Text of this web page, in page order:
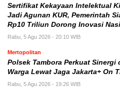
Sertifikat Kekayaan Intelektual
Jadi Agunan KUR, Pemerintah
Rp10 Triliun Dorong Inovasi
Rabu, 5 Agu 2026 - 20:10 WIB
Mertopolitan
Polsek Tambora Perkuat Sinergi
Warga Lewat Jaga Jakarta+ On
Rabu, 5 Agu 2026 - 19:26 WIB